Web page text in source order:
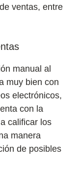
ventas, entre
manual al
muy bien con
electrónicos,
con la
calificar los
manera
de posibles